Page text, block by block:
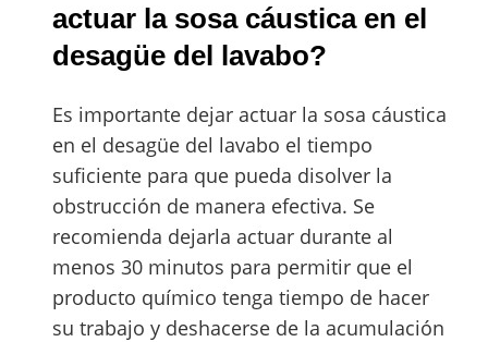
actuar la sosa cáustica en el
desagüe del lavabo?
Es importante dejar actuar la sosa cáustica
en el desagüe del lavabo el tiempo
suficiente para que pueda disolver la
obstrucción de manera efectiva. Se
recomienda dejarla actuar durante al
menos 30 minutos para permitir que el
producto químico tenga tiempo de hacer
su trabajo y deshacerse de la acumulación